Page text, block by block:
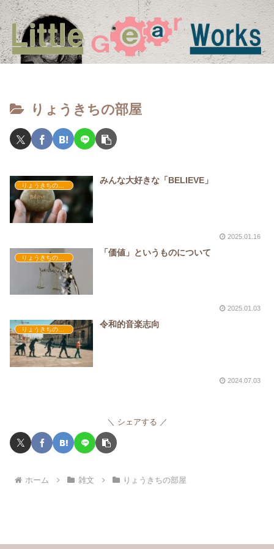
りょうきちの部屋
みんな大好きな「BELIEVE」
2025.01.16
「価値」というものについて
2025.01.03
りょうきちの部屋
令和的音楽志向
2024.07.03
シェアする
ホーム 雑文 りょうきちの部屋